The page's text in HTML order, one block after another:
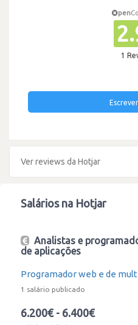
pen
1
Ver reviews da Hotjar
Salários na Hotjar
Analistas e
de aplicações
Programador web e de
1 salário publicado
6.200€ - 6.400€